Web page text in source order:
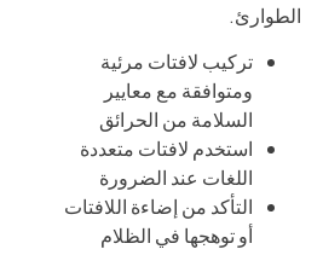
الطوارئ.
تركيب لافتات مرئية
ومتوافقة مع معايير
السلامة من الحرائق
استخدم لافتات متعددة
اللغات عند الضرورة
التأكد من إضاءة اللافتات
أو توهجها في الظلام